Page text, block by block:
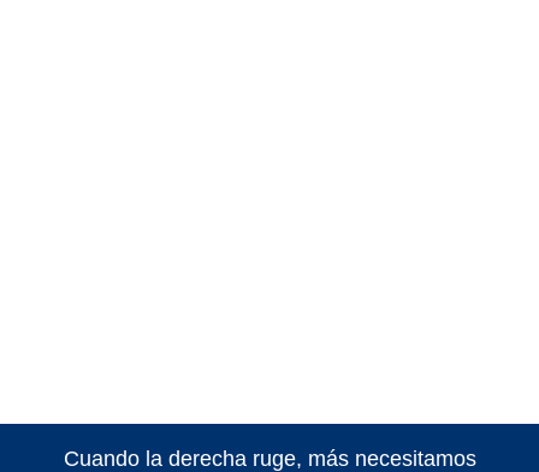
Cuando la derecha ruge, más necesitamos